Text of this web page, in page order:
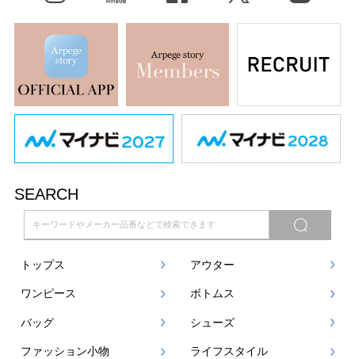
SEARCH
トップス アウター
ワンピース ボトムス
バッグ シューズ
ファッション小物 ライフスタイル